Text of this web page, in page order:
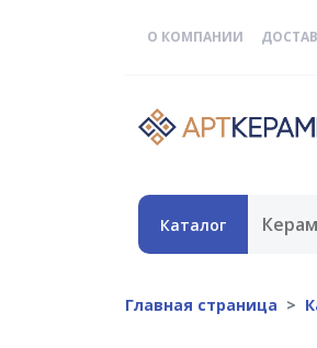
О КОМПАНИИ
Каталог
Главная страница